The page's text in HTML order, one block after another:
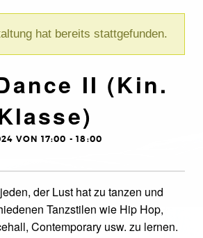
hat bereits stattgefunden.
II (Kin.
VON 17:00 -18:00
der Lust hat zu tanzen und
Tanzstilen wie Hip Hop,
Contemporary usw. zu lernen.